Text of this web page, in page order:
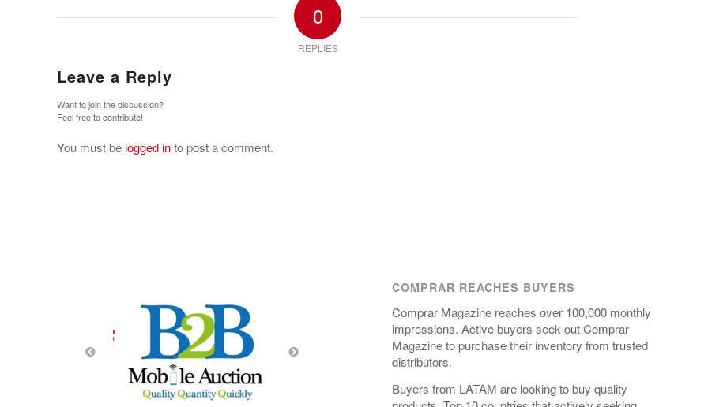
0
REPLIES
Leave a Reply
Want to join the discussion?
Feel free to contribute!
You must be logged into post a comment.
COMPRAR REACHES BUYERS
Comprar Magazine reaches over 100,000 monthly
impressions. Active buyers seek out Comprar
Magazine to purchase their inventory from trusted
distributors.
Buyers from LATAM are looking to buy quality